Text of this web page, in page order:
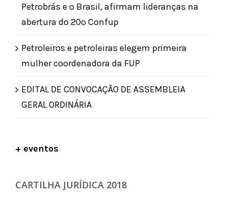
Petrobrás e o Brasil, afirmam lideranças na
abertura do 20º Confup
Petroleiros e petroleiras elegem primeira
mulher coordenadora da FUP
EDITAL DE CONVOCAÇÃO DE ASSEMBLEIA
GERAL ORDINÁRIA
+ eventos
CARTILHA JURÍDICA 2018